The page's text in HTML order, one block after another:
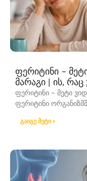
ფერიტინი –
მარაგი | ის,
ფერიტინი – მეტი
ფერიტინი
გაიგე მეტი »